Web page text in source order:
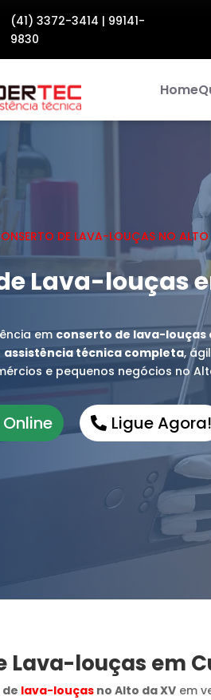
(41) 3372-3414 | 99141-
9830
Home
DE LAVA-LOUÇAS NO
Lava-louças
emconserto de lava-louças
assistência técnica completa,
e pequenos negócios no
Ligue Agora!
Lava-louças em
lava-louças no Alto da XV em